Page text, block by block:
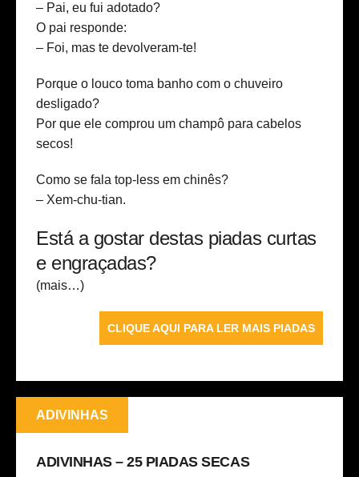
– Pai, eu fui adotado?
O pai responde:
– Foi, mas te devolveram-te!
Porque o louco toma banho com o chuveiro
desligado?
Por que ele comprou um champô para cabelos
secos!
Como se fala top-less em chinês?
– Xem-chu-tian.
Está a gostar destas piadas curtas
e engraçadas?
(mais…)
CLIQUE AQUI PARA LER MAIS PIADAS
ADIVINHAS
ADIVINHAS – 25 PIADAS SECAS